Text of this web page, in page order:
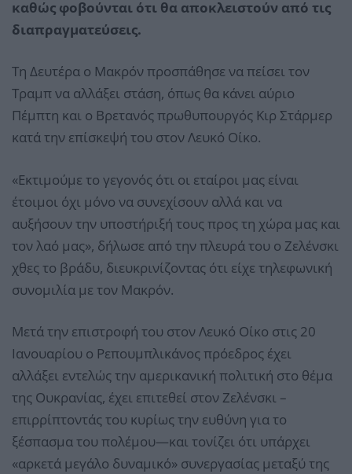
καθώς φοβούνται ότι θα αποκλειστούν από τις
διαπραγματεύσεις.
Τη Δευτέρα ο Μακρόν προσπάθησε να πείσει τον
Τραμπ να αλλάξει στάση, όπως θα κάνει αύριο
Πέμπτη και ο Βρετανός πρωθυπουργός Κιρ Στάρμερ
κατά την επίσκεψή του στον Λευκό Οίκο.
«Εκτιμούμε το γεγονός ότι οι εταίροι μας είναι
έτοιμοι όχι μόνο να συνεχίσουν αλλά και να
αυξήσουν την υποστήριξή τους προς τη χώρα μας και
τον λαό μας», δήλωσε από την πλευρά του ο Ζελένσκι
χθες το βράδυ, διευκρινίζοντας ότι είχε τηλεφωνική
συνομιλία με τον Μακρόν.
Μετά την επιστροφή του στον Λευκό Οίκο στις 20
Ιανουαρίου ο Ρεπουμπλικάνος πρόεδρος έχει
αλλάξει εντελώς την αμερικανική πολιτική στο θέμα
της Ουκρανίας, έχει επιτεθεί στον Ζελένσκι –
επιρρίπτοντάς του κυρίως την ευθύνη για το
ξέσπασμα του πολέμου—και τονίζει ότι υπάρχει
«αρκετά μεγάλο δυναμικό» συνεργασίας μεταξύ της